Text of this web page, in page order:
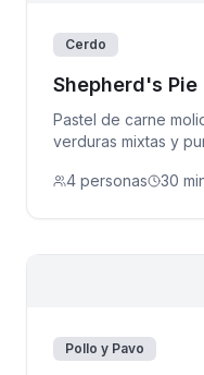
Cerdo
Shepherd's Pie
Pastel de carne
verduras mixtas y
4 personas 30
Pollo y Pavo